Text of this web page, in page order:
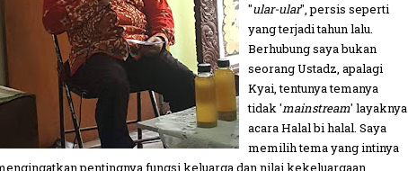
"ular-ular", persis seperti
yang terjadi tahun lalu.
Berhubung saya bukan
seorang Ustadz, apalagi
Kyai, tentunya temanya
tidak 'mainstream' layaknya
acara Halal bi halal. Saya
memilih tema yang intinya
pentingnya fungsi keluarga dan nilai kekeluargaan